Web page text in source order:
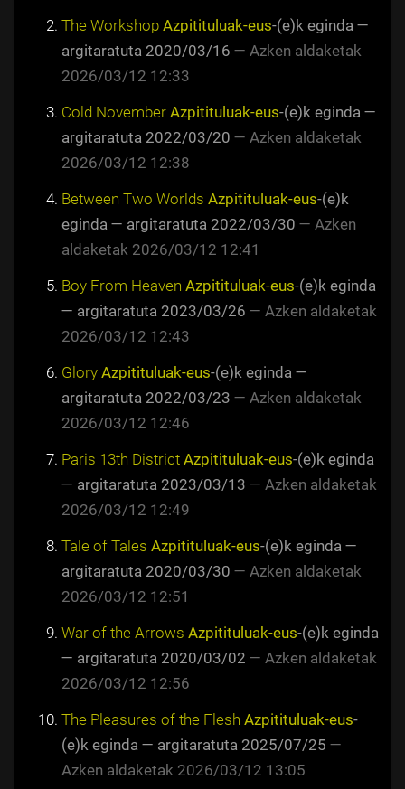
The Workshop Azpitituluak-eus-(e)k eginda —
argitaratuta 2020/03/16 — Azken aldaketak
2026/03/12 12:33
Cold November Azpitituluak-eus-(e)k eginda —
argitaratuta 2022/03/20 — Azken aldaketak
2026/03/12 12:38
Between Two Worlds Azpitituluak-eus-(e)k
eginda — argitaratuta 2022/03/30 — Azken
aldaketak 2026/03/12 12:41
Boy From Heaven Azpitituluak-eus-(e)k eginda
— argitaratuta 2023/03/26 — Azken aldaketak
2026/03/12 12:43
Glory Azpitituluak-eus-(e)k eginda —
argitaratuta 2022/03/23 — Azken aldaketak
2026/03/12 12:46
Paris 13th District Azpitituluak-eus-(e)k eginda
— argitaratuta 2023/03/13 — Azken aldaketak
2026/03/12 12:49
Tale of Tales Azpitituluak-eus-(e)k eginda —
argitaratuta 2020/03/30 — Azken aldaketak
2026/03/12 12:51
War of the Arrows Azpitituluak-eus-(e)k eginda
— argitaratuta 2020/03/02 — Azken aldaketak
2026/03/12 12:56
The Pleasures of the Flesh Azpitituluak-eus-
(e)k eginda — argitaratuta 2025/07/25 —
Azken aldaketak 2026/03/12 13:05